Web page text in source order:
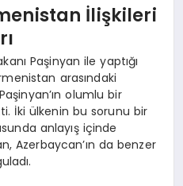
İlişkileri
Paşinyan ile yaptığı
arasındaki
Paşinyan’ın olumlu bir
İki ülkenin bu sorunu bir
anlayış içinde
Azerbaycan’ın da benzer